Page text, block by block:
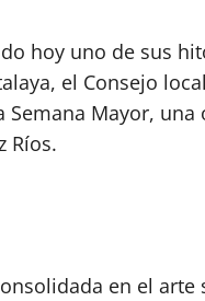
hoy uno de sus
el Consejo
Mayor, una
Ríos.
en el arte